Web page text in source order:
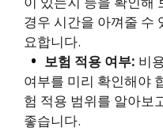
경우 시간을 아껴줄 수
요합니다.
보험 적용 여부: 비
여부를 미리 확인해야
험 적용 범위를 알아보
좋습니다.